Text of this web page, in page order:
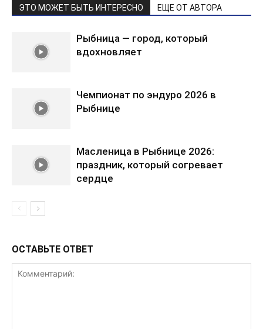
ЭТО МОЖЕТ БЫТЬ ИНТЕРЕСНО ЕЩЕ ОТ АВТОРА
Рыбница — город, который
вдохновляет
Чемпионат по эндуро 2026 в
Рыбнице
Масленица в Рыбнице 2026:
праздник, который согревает
сердце
ОСТАВЬТЕ ОТВЕТ